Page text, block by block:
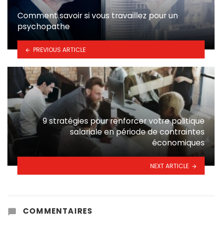
Comment savoir si vous travaillez pour un
psychopathe
PREVIOUS ARTICLE
9 stratégies pour renforcer votre politique
salariale en période de contraintes
économiques
NEXT ARTICLE
COMMENTAIRES